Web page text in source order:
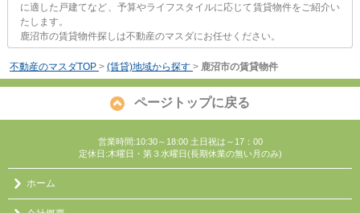
に適した戸建てなど、予算やライフスタイルに応じて賃貸物件をご紹介い
たします。
鹿沼市の賃貸物件探しは不動産のマスダにお任せください。
不動産のマスダTOP > (賃貸)地域から探す > 鹿沼市の賃貸物件
ページトップに戻る
営業時間:10:30～18:00 土日祝は～17：00
定休日:木曜日・第３水曜日(長期休業の無い月のみ)
ホーム